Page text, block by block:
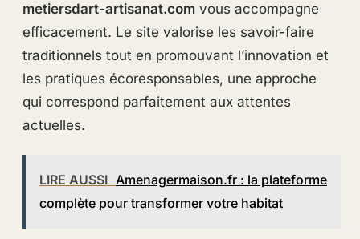
metiersdart-artisanat.comvous accompagne
efficacement. Le site valorise les savoir-faire
traditionnels tout en promouvant l’innovation et
les pratiques écoresponsables, une approche
qui correspond parfaitement aux attentes
actuelles.
LIRE AUSSI Amenagermaison.fr : la plateforme
complète pour transformer votre habitat